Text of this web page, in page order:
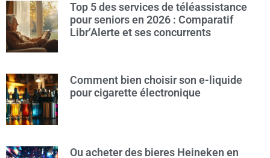
Top 5 des services de téléassistance
pour seniors en 2026 : Comparatif
Libr’Alerte et ses concurrents
Comment bien choisir son e-liquide
pour cigarette électronique
Ou acheter des bieres Heineken en